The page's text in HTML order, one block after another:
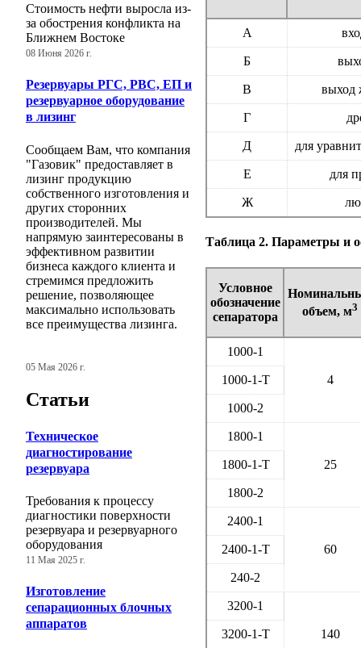
Стоимость нефти выросла из-
за обострения конфликта на
Ближнем Востоке
08 Июня 2026 г.
Резервуары РГС, РВС, ЕП и
резервуарное оборудование
в лизинг
Сообщаем Вам, что компания
"Газовик" предоставляет в
лизинг продукцию
собственного изготовления и
других сторонних
производителей. Мы
напрямую заинтересованы в
эффективном развитии
бизнеса каждого клиента и
стремимся предложить
решение, позволяющее
максимально использовать
все преимущества лизинга.
05 Мая 2026 г.
Статьи
Техническое
диагностирование
резервуара
Требования к процессу
диагностики поверхности
резервуара и резервуарного
оборудования
11 Мая 2025 г.
Изготовление
сепарационных блочных
аппаратов
А
Б
В выход
Г
Д для
Е для
Ж
Таблица 2. Параметры и
Условное
обозначение
сепаратора
объем, м3
1000-1
4
1000-1-Т
1000-2
1800-1
25
1800-1-Т
1800-2
2400-1
60
2400-1-Т
240-2
3200-1
140
3200-1-Т